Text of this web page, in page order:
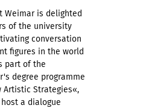
Weimar is delighted
of the university
conversation
figures in the world
part of the
degree programme
Artistic Strategies«,
a dialogue